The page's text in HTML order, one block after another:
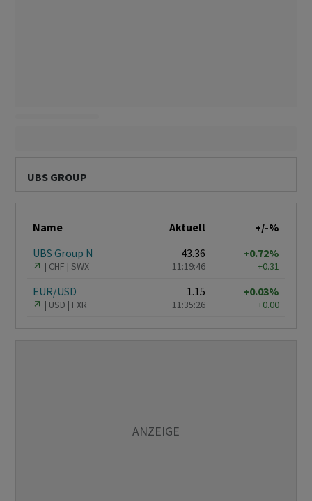
UBS GROUP
Name Aktuell
+/-%
UBS Group N
CHF SWX
43.36
11:19:46
+0.72%
+0.31
EUR/USD
USD FXR
1.15
11:35:26
+0.03%
+0.00